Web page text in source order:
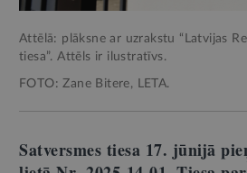
Attēlā: plāksne ar uzrakstu “Latvijas
tiesa”. Attēls ir ilustratīvs.
FOTO: Zane Bitere, LETA.
Satversmes tiesa 17. jūnijā